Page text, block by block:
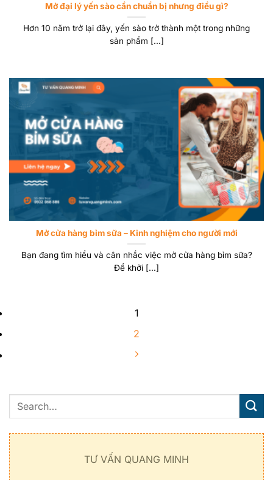
Mở đại lý yến sào cần chuẩn bị nhưng điều gì?
Hơn 10 năm trở lại đây, yến sào trở thành một trong những
sản phẩm [...]
Mở cửa hàng bỉm sữa – Kinh nghiệm cho người mới
Bạn đang tìm hiểu và cân nhắc việc mở cửa hàng bỉm sữa?
Để khởi [...]
1
2
TƯ VẤN QUANG MINH